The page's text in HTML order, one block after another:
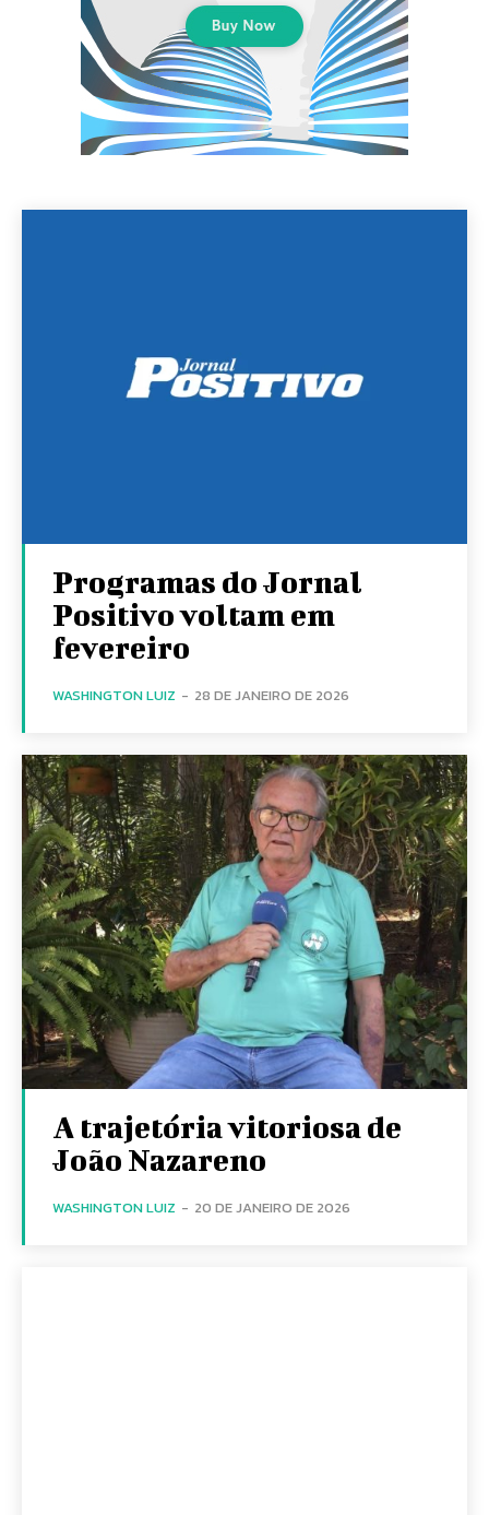
Programas do Jornal
Positivo voltam em
fevereiro
WASHINGTON LUIZ - 28 DE JANEIRO DE 2026
A trajetória vitoriosa de
João Nazareno
WASHINGTON LUIZ - 20 DE JANEIRO DE 2026